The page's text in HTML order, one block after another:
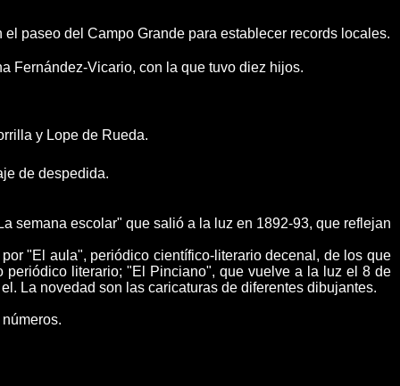
paseo del Campo Grande para establecer records locales.
Fernández-Vicario, con la que tuvo diez hijos.
y Lope de Rueda.
de despedida.
semana escolar" que salió a la luz en 1892-93, que reflejan
"El aula", periódico científico-literario decenal, de los que
literario; "El Pinciano", que vuelve a la luz el 8 de
La novedad son las caricaturas de diferentes dibujantes.